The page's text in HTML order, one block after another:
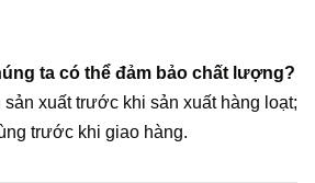
ta có thể đảm bảo chất lượng?
xuất trước khi sản xuất hàng loạt;
trước khi giao hàng.